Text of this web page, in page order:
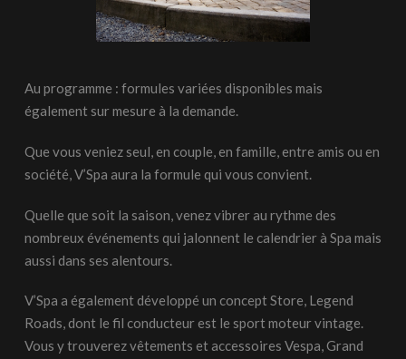
Au programme : formules variées disponibles mais
également sur mesure à la demande.
Que vous veniez seul, en couple, en famille, entre amis ou en
société, V’Spa aura la formule qui vous convient.
Quelle que soit la saison, venez vibrer au rythme des
nombreux événements qui jalonnent le calendrier à Spa mais
aussi dans ses alentours.
V’Spa a également développé un concept Store, Legend
Roads, dont le fil conducteur est le sport moteur vintage.
Vous y trouverez vêtements et accessoires Vespa, Grand